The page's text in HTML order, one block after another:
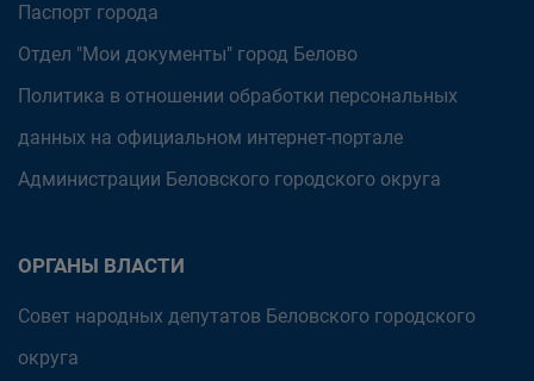
Паспорт города
Отдел "Мои документы" город Белово
Политика в отношении обработки персональных
данных на официальном интернет-портале
Администрации Беловского городского округа
ОРГАНЫ ВЛАСТИ
Совет народных депутатов Беловского городского
округа